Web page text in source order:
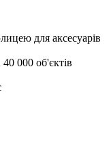
для аксесуарів
000 об'єктів